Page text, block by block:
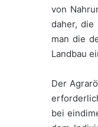
von
daher, die
man die
Landbau
Der
bei